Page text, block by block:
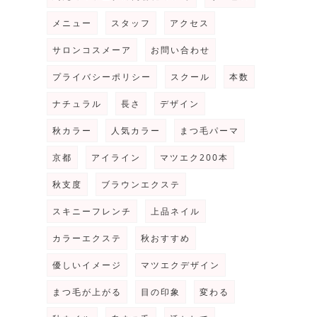
メニュー スタッフ アクセス
サロンコスメーア お問い合わせ
プライバシーポリシー スクール 本数
ナチュラル 長さ デザイン
秋カラー 人気カラー まつ毛パーマ
京都 アイライン マツエク200本
秋支度 ブラウンエクステ
スキニーフレンチ 上品ネイル
カラーエクステ 秋おすすめ
優しいイメージ マツエクデザイン
まつ毛が上がる 目の印象 変わる